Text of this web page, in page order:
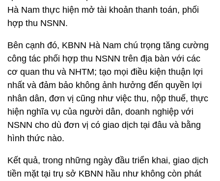
Hà Nam thực hiện mở tài khoản thanh toán, phối
hợp thu NSNN.
Bên cạnh đó, KBNN Hà Nam chú trọng tăng cường
công tác phối hợp thu NSNN trên địa bàn với các
cơ quan thu và NHTM; tạo mọi điều kiện thuận lợi
nhất và đảm bảo không ảnh hưởng đến quyền lợi
nhân dân, đơn vị cũng như việc thu, nộp thuế, thực
hiện nghĩa vụ của người dân, doanh nghiệp với
NSNN cho dù đơn vị có giao dịch tại đâu và bằng
hình thức nào.
Kết quả, trong những ngày đầu triển khai, giao dịch
tiền mặt tại trụ sở KBNN hầu như không còn phát